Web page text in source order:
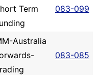
Term
083-099
Australia
083-085